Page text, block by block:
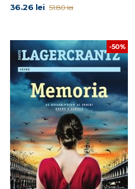
36.26 lei 51.80 lei
-50%